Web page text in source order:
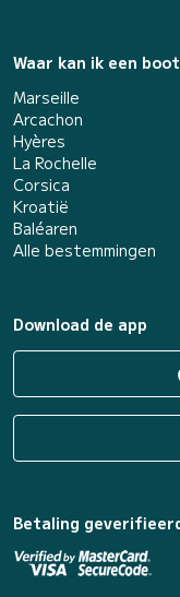
Waar kan ik een
Marseille
Arcachon
Hyères
La Rochelle
Corsica
Kroatië
Baléaren
Alle bestemmingen
Download de app
Betaling